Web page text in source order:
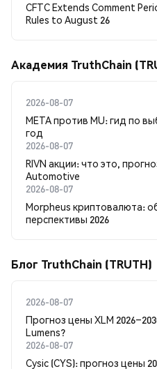
CFTC Extends Comment
Rules to August 26
Академия TruthChain
2026-08-07
META против MU: гид по
год
2026-08-07
RIVN акции: что это,
Automotive
2026-08-07
Morpheus криптовалюта:
перспективы 2026
Блог TruthChain (TRUTH)
2026-08-07
Прогноз цены XLM
Lumens?
2026-08-07
Cysic (CYS): прогноз цены